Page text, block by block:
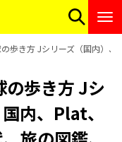
歩き方 Jシリーズ（国内）
の歩き方 Jシ
内、Plat、